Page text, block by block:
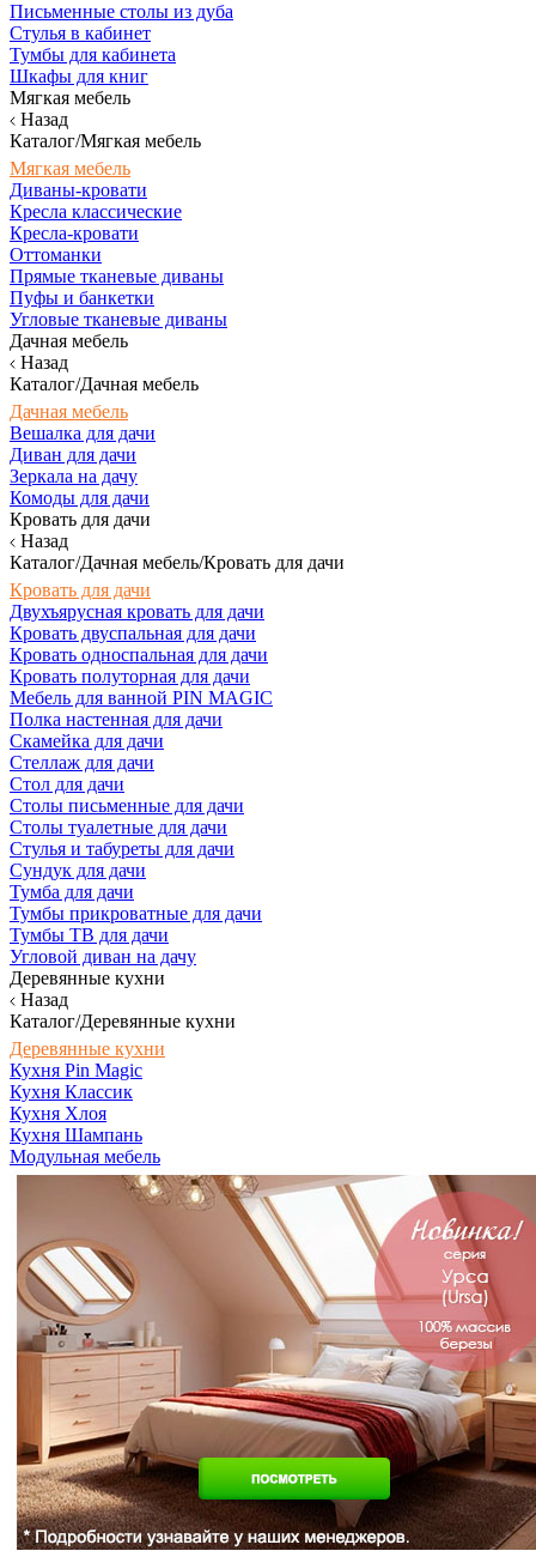
Письменные столы из дуба
Стулья в кабинет
Тумбы для кабинета
Шкафы для книг
Мягкая мебель
Назад
Каталог/Мягкая мебель
Мягкая мебель
Диваны-кровати
Кресла классические
Кресла-кровати
Оттоманки
Прямые тканевые диваны
Пуфы и банкетки
Угловые тканевые диваны
Дачная мебель
Назад
Каталог/Дачная мебель
Дачная мебель
Вешалка для дачи
Диван для дачи
Зеркала на дачу
Комоды для дачи
Кровать для дачи
Назад
Каталог/Дачная мебель/Кровать для дачи
Кровать для дачи
Двухъярусная кровать для дачи
Кровать двуспальная для дачи
Кровать односпальная для дачи
Кровать полуторная для дачи
Мебель для ванной PIN MAGIC
Полка настенная для дачи
Скамейка для дачи
Стеллаж для дачи
Стол для дачи
Столы письменные для дачи
Столы туалетные для дачи
Стулья и табуреты для дачи
Сундук для дачи
Тумба для дачи
Тумбы прикроватные для дачи
Тумбы ТВ для дачи
Угловой диван на дачу
Деревянные кухни
Назад
Каталог/Деревянные кухни
Деревянные кухни
Кухня Pin Magic
Кухня Классик
Кухня Хлоя
Кухня Шампань
Модульная мебель